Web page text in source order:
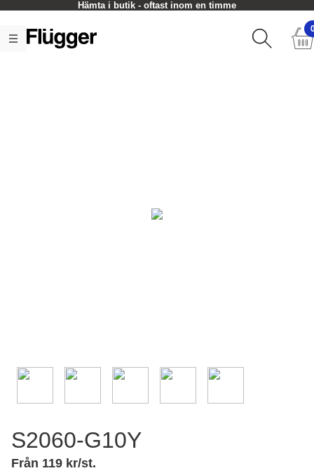
Hämta i butik - oftast inom en timme
S2060-G10Y
Från 119 kr/st.